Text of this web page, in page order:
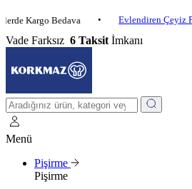
Bedava • Evlendiren Çeyiz Paketleri
Vade Farksız 6 Taksit İmkanı
Menü
Pişirme
Pişirme